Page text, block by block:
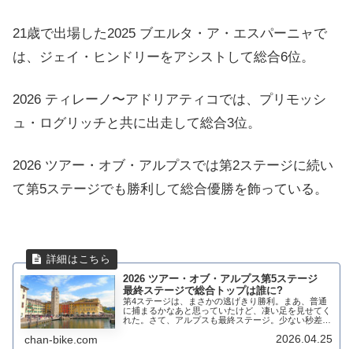
21歳で出場した2025 ブエルタ・ア・エスパーニャで
は、ジェイ・ヒンドリーをアシストして総合6位。
2026 ティレーノ〜アドリアティコでは、プリモッシ
ュ・ログリッチと共に出走して総合3位。
2026 ツアー・オブ・アルプスでは第2ステージに続い
て第5ステージでも勝利して総合優勝を飾っている。
2026 ツアー・オブ・アルプス第5ステージ
最終ステージで総合トップは誰に?
第4ステージは、まさかの逃げきり勝利。まあ、普通
に捕まるかなあと思っていたけど、凄い足を見せてく
れた。さて、アルプスも最終ステージ。少ない秒差で
かけて戦う。第5ステージ トレント～ボルツァー...
chan-bike.com 2026.04.25